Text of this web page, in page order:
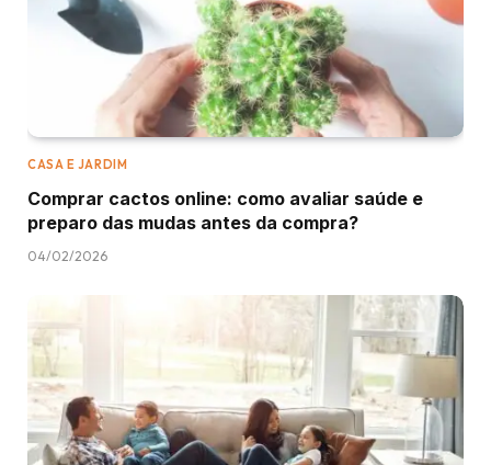
CASA E JARDIM
Comprar cactos online: como avaliar saúde e
preparo das mudas antes da compra?
04/02/2026